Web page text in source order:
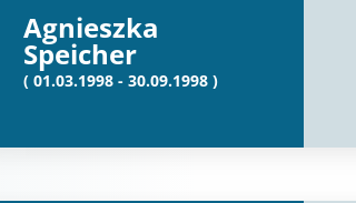
Agnieszka
Speicher
( 01.03.1998 - 30.09.1998 )